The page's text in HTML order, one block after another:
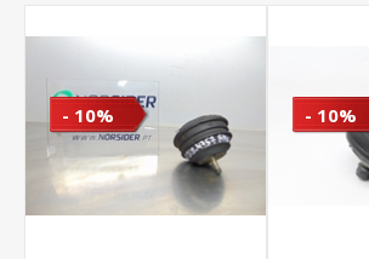
- 10% - 10%